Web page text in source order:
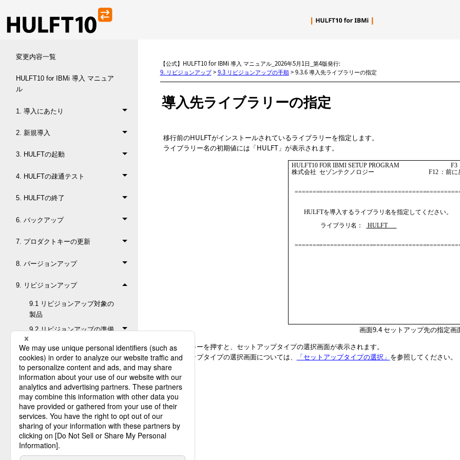
変更内容一覧
HULFT10 for IBMi 導入 マニュア
ル
1. 導入にあたり
2. 新規導入
3. HULFTの起動
4. HULFTの疎通テスト
5. HULFTの終了
6. バックアップ
7. プロダクトキーの更新
8. バージョンアップ
9. リビジョンアップ
9.1 リビジョンアップ対象の
製品
9.2 リビジョンアップの準備
9.3 リビジョンアップの手順
9.3.1 オブジェクトの復
元
9.3.2 セットアッププロ
グラムの起動
9.3.3 ライセンス情報の
入力
9.3.4 利用期間ライセン
スキーの入力
【公式】HULFT10 for IBMi 導入 マニュアル_2026年5月1日_第4版発行:
9. リビジョンアップ>9.3 リビジョンアップの手順>9.3.6 導入先ライブラリーの指定
導入先ライブラリーの指定
移行前のHULFTがインストールされているライブラリーを指定します。
ライブラリー名の初期値には「HULFT」が表示されます。
HULFT10 FOR IBMI SETUP PROGRAM
株式会社  セゾンテクノロジー                                    F12 ：前に
HULFTを導入するライブラリ名を指定してく
                    ライブラリ名：
HULFT
画面9.4 セットアップ先の指定画
［実行］キーを押すと、セットアップタイプの選択画面が表示されます。
セットアップタイプの選択画面については、
「セットアップタイプの選択」 を参照してください。